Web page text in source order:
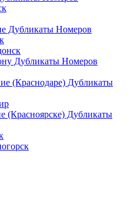
Дубликаты Номеров
Дубликаты Номеров
(Краснодаре) Дубликаты
(Красноярске) Дубликаты